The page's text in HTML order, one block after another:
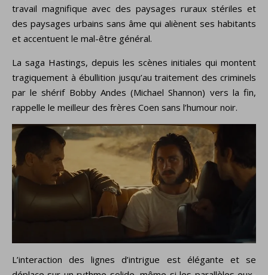
travail magnifique avec des paysages ruraux stériles et
des paysages urbains sans âme qui aliènent ses habitants
et accentuent le mal-être général.
La saga Hastings, depuis les scènes initiales qui montent
tragiquement à ébullition jusqu’au traitement des criminels
par le shérif Bobby Andes (Michael Shannon) vers la fin,
rappelle le meilleur des frères Coen sans l’humour noir.
L’interaction des lignes d’intrigue est élégante et se